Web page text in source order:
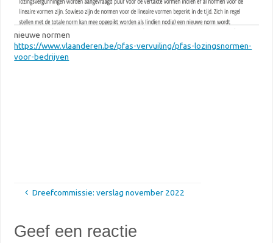
nieuwe normen
https://www.vlaanderen.be/pfas-vervuiling/pfas-lozingsnormen-
voor-bedrijven
Dreefcommissie: verslag november 2022
Geef een reactie